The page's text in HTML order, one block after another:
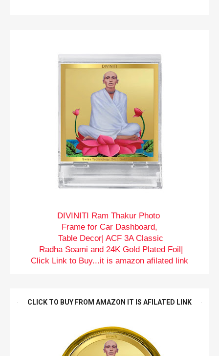
DIVINITI Ram Thakur Photo
Frame for Car Dashboard,
Table Decor| ACF 3A Classic
Radha Soami and 24K Gold Plated Foil|
Click Link to Buy...it is amazon afilated link
CLICK TO BUY FROM AMAZON IT IS AFILATED LINK